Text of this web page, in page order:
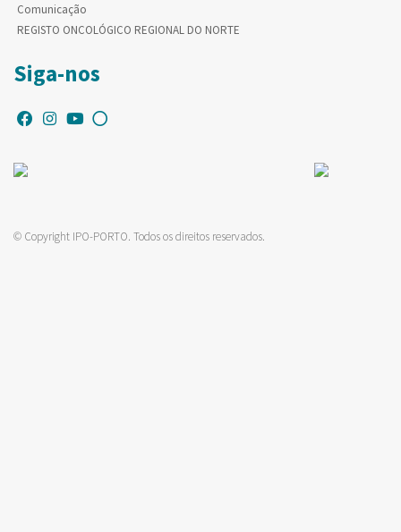
Comunicação
REGISTO ONCOLÓGICO REGIONAL DO NORTE
Siga-nos
© Copyright IPO-PORTO. Todos os direitos reservados.